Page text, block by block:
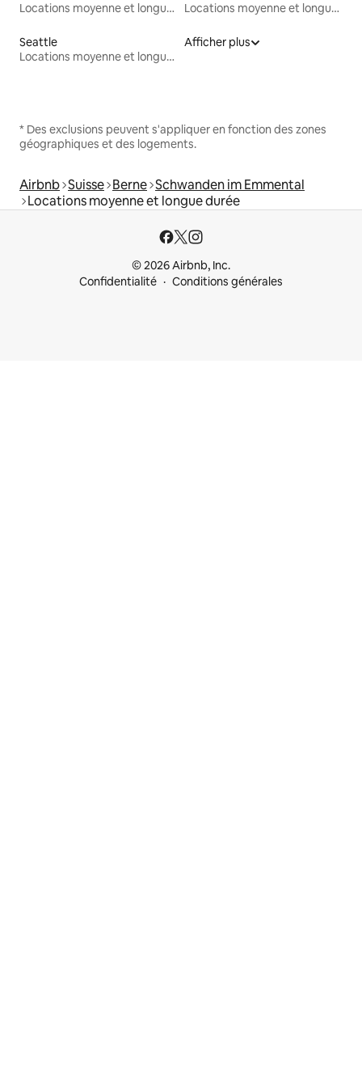
Locations moyenne et longue durée
Locations moyenne et longue durée
Seattle
Locations moyenne et longue durée
Afficher plus
* Des exclusions peuvent s'appliquer en fonction des zones
géographiques et des logements.
Airbnb Suisse Berne Schwanden im Emmental
Locations moyenne et longue durée
© 2026 Airbnb, Inc.
Confidentialité
Conditions générales